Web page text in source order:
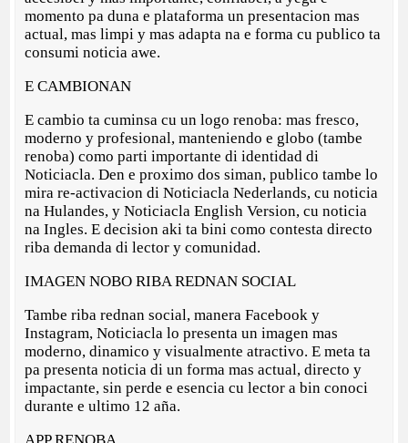
momento pa duna e plataforma un presentacion mas
actual, mas limpi y mas adapta na e forma cu publico ta
consumi noticia awe.
E CAMBIONAN
E cambio ta cuminsa cu un logo renoba: mas fresco,
moderno y profesional, manteniendo e globo (tambe
renoba) como parti importante di identidad di
Noticiacla. Den e proximo dos siman, publico tambe lo
mira re-activacion di Noticiacla Nederlands, cu noticia
na Hulandes, y Noticiacla English Version, cu noticia
na Ingles. E decision aki ta bini como contesta directo
riba demanda di lector y comunidad.
IMAGEN NOBO RIBA REDNAN SOCIAL
Tambe riba rednan social, manera Facebook y
Instagram, Noticiacla lo presenta un imagen mas
moderno, dinamico y visualmente atractivo. E meta ta
pa presenta noticia di un forma mas actual, directo y
impactante, sin perde e esencia cu lector a bin conoci
durante e ultimo 12 aña.